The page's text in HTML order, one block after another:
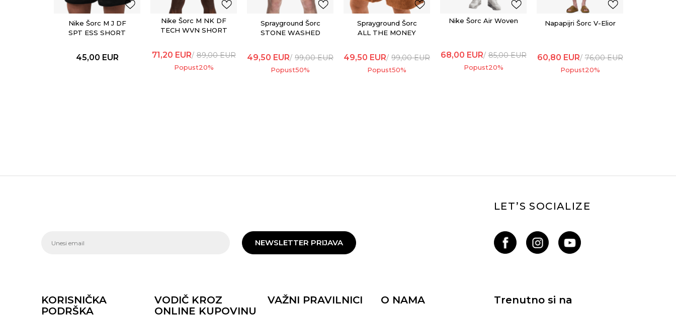
Nike Šorc M J DF
SPT ESS SHORT
45,00 EUR
Nike Šorc M NK DF
TECH WVN SHORT
71,20 EUR 89,00EUR
Popust20%
Sprayground Šorc
STONE WASHED
49,50 EUR 99,00EUR
Popust50%
Sprayground Šorc
ALL THE MONEY
49,50 EUR 99,00EUR
Popust50%
Nike Šorc Air Woven
68,00 EUR 85,00EUR
Popust20%
Napapijri Šorc V-Elior
60,80 EUR 76,00EUR
Popust20%
NEWSLETTER PRIJAVA
LET’S SOCIALIZE
KORISNIČKA
PODRŠKA
VODIČ KROZ
ONLINE KUPOVINU
VAŽNI PRAVILNICI O NAMA Trenutno si na